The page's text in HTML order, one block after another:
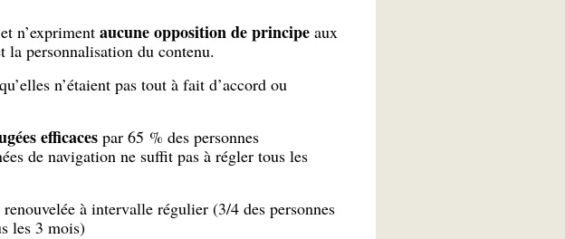
n’expriment aucune opposition de principeaux
la personnalisation du contenu.
n’étaient pas tout à fait d’accord ou
efficacespar 65 % des personnes
de navigation ne suffit pas à régler tous les
à intervalle régulier (3/4 des personnes
les 3 mois)